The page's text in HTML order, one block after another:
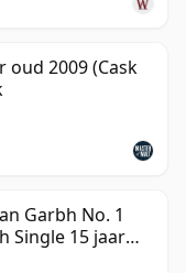
oud 2009 (Cask
Garbh No. 1
Single 15 jaar